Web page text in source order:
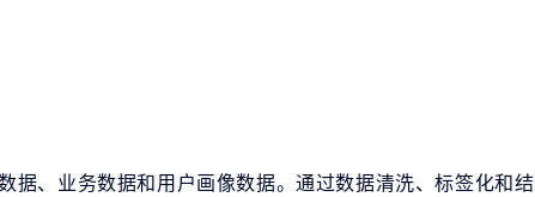
据、业务数据和用户画像数据。通过数据清洗、标签化和结